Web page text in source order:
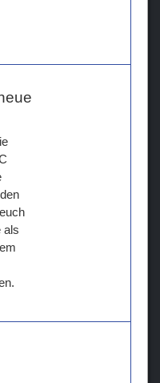
als